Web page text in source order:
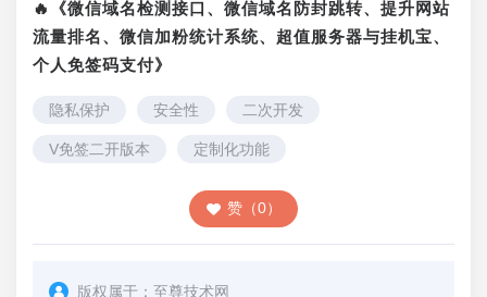
🔥《微信域名检测接口、微信域名防封跳转、提升网站
流量排名、微信加粉统计系统、超值服务器与挂机宝、
个人免签码支付》
隐私保护 安全性 二次开发
V免签二开版本 定制化功能
赞（0）
版权属于： 至尊技术网